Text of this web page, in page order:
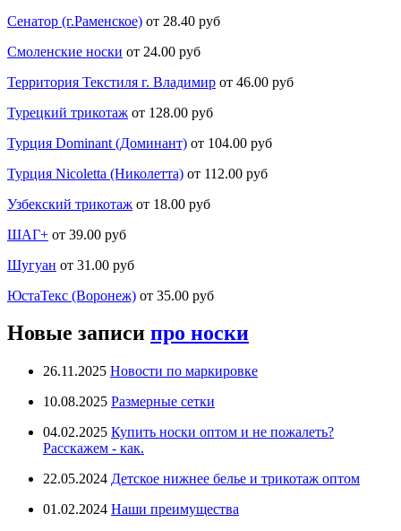
Сенатор (г.Раменское) от 28.40 руб
Смоленские носки от 24.00 руб
Территория Текстиля г. Владимир от 46.00 руб
Турецкий трикотаж от 128.00 руб
Турция Dominant (Доминант) от 104.00 руб
Турция Nicoletta (Николетта) от 112.00 руб
Узбекский трикотаж от 18.00 руб
ШАГ+ от 39.00 руб
Шугуан от 31.00 руб
ЮстаТекс (Воронеж) от 35.00 руб
Новые записи про носки
26.11.2025 Новости по маркировке
10.08.2025 Размерные сетки
04.02.2025 Купить носки оптом и не пожалеть?
Расскажем - как.
22.05.2024 Детское нижнее белье и трикотаж оптом
01.02.2024 Наши преимущества